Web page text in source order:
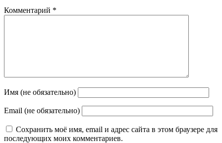
Комментарий *
Имя (не обязательно)
Email (не обязательно)
Сохранить моё имя, email и адрес сайта в этом браузере для
последующих моих комментариев.